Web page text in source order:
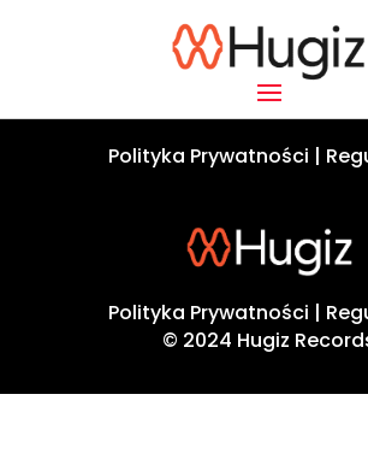
Polityka Prywatności |
Polityka Prywatności |
© 2024 Hugiz